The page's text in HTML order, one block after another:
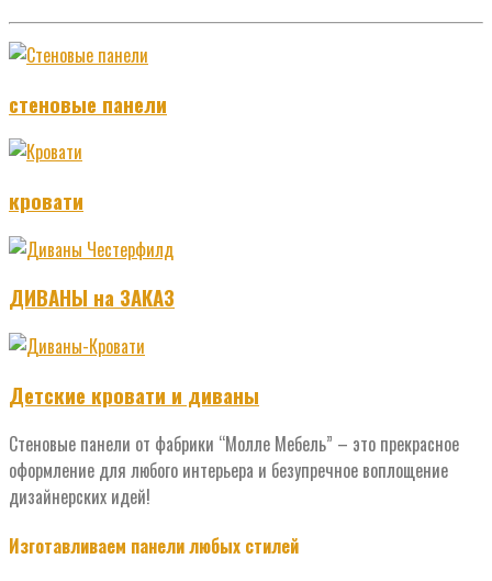
стеновые панели
кровати
ДИВАНЫ на ЗАКАЗ
Детские кровати и диваны
Стеновые панели от фабрики “Молле Мебель” – это прекрасное
оформление для любого интерьера и безупречное воплощение
дизайнерских идей!
Изготавливаем панели любых стилей